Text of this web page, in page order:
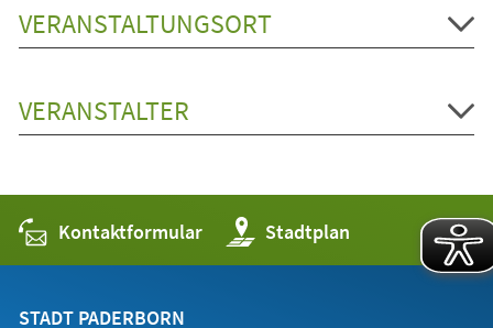
VERANSTALTUNGSORT
VERANSTALTER
Kontaktformular Stadtplan
(Öffnet
in
einem
STADT PADERBORN